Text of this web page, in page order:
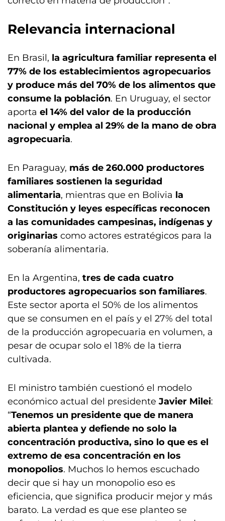
Relevancia internacional
En Brasil, la agricultura familiar representa el
77% de los establecimientos agropecuarios
y produce más del 70% de los alimentos que
consume la población. En Uruguay, el sector
aporta el 14% del valor de la producción
nacional y emplea al 29% de la mano de obra
agropecuaria.
En Paraguay, más de 260.000 productores
familiares sostienen la seguridad
alimentaria, mientras que en Bolivia la
Constitución y leyes específicas reconocen
a las comunidades campesinas, indígenas y
originarias como actores estratégicos para la
soberanía alimentaria.
En la Argentina, tres de cada cuatro
productores agropecuarios son familiares.
Este sector aporta el 50% de los alimentos
que se consumen en el país y el 27% del total
de la producción agropecuaria en volumen, a
pesar de ocupar solo el 18% de la tierra
cultivada.
El ministro también cuestionó el modelo
económico actual del presidente Javier Milei:
“Tenemos un presidente que de manera
abierta plantea y defiende no solo la
concentración productiva, sino lo que es el
extremo de esa concentración en los
monopolios. Muchos lo hemos escuchado
decir que si hay un monopolio eso es
eficiencia, que significa producir mejor y más
barato. La verdad es que ese planteo se